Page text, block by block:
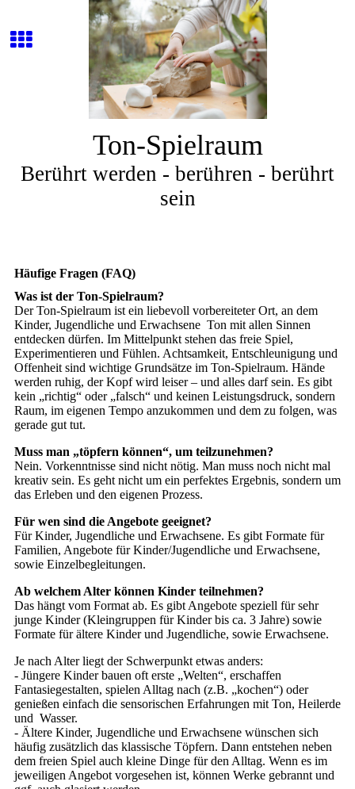
Ton-Spielraum
Berührt werden - berühren - berührt
sein
Häufige Fragen (FAQ)
Was ist der Ton-Spielraum?
Der Ton-Spielraum ist ein liebevoll vorbereiteter Ort, an dem
Kinder, Jugendliche und Erwachsene Ton mit allen Sinnen
entdecken dürfen. Im Mittelpunkt stehen das freie Spiel,
Experimentieren und Fühlen. Achtsamkeit, Entschleunigung und
Offenheit sind wichtige Grundsätze im Ton-Spielraum. Hände
werden ruhig, der Kopf wird leiser – und alles darf sein. Es gibt
kein „richtig“ oder „falsch“ und keinen Leistungsdruck, sondern
Raum, im eigenen Tempo anzukommen und dem zu folgen, was
gerade gut tut.
Muss man „töpfern können“, um teilzunehmen?
Nein. Vorkenntnisse sind nicht nötig. Man muss noch nicht mal
kreativ sein. Es geht nicht um ein perfektes Ergebnis, sondern um
das Erleben und den eigenen Prozess.
Für wen sind die Angebote geeignet?
Für Kinder, Jugendliche und Erwachsene. Es gibt Formate für
Familien, Angebote für Kinder/Jugendliche und Erwachsene,
sowie Einzelbegleitungen.
Ab welchem Alter können Kinder teilnehmen?
Das hängt vom Format ab. Es gibt Angebote speziell für sehr
junge Kinder (Kleingruppen für Kinder bis ca. 3 Jahre) sowie
Formate für ältere Kinder und Jugendliche, sowie Erwachsene.
Je nach Alter liegt der Schwerpunkt etwas anders:
- Jüngere Kinder bauen oft erste „Welten“, erschaffen
Fantasiegestalten, spielen Alltag nach (z.B. „kochen“) oder
genießen einfach die sensorischen Erfahrungen mit Ton, Heilerde
und Wasser.
- Ältere Kinder, Jugendliche und Erwachsene wünschen sich
häufig zusätzlich das klassische Töpfern. Dann entstehen neben
dem freien Spiel auch kleine Dinge für den Alltag. Wenn es im
jeweiligen Angebot vorgesehen ist, können Werke gebrannt und